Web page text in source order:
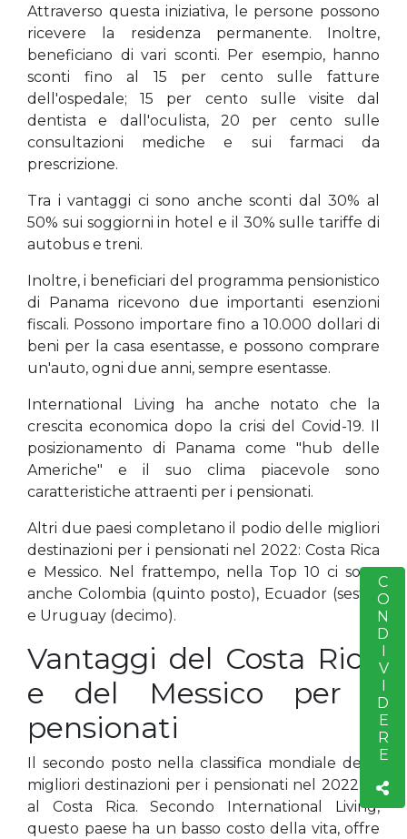
Attraverso questa iniziativa, le persone possono
ricevere la residenza permanente. Inoltre,
beneficiano di vari sconti. Per esempio, hanno
sconti fino al 15 per cento sulle fatture
dell'ospedale; 15 per cento sulle visite dal
dentista e dall'oculista, 20 per cento sulle
consultazioni mediche e sui farmaci da
prescrizione.
Tra i vantaggi ci sono anche sconti dal 30% al
50% sui soggiorni in hotel e il 30% sulle tariffe di
autobus e treni.
Inoltre, i beneficiari del programma pensionistico
di Panama ricevono due importanti esenzioni
fiscali. Possono importare fino a 10.000 dollari di
beni per la casa esentasse, e possono comprare
un'auto, ogni due anni, sempre esentasse.
International Living ha anche notato che la
crescita economica dopo la crisi del Covid-19. Il
posizionamento di Panama come "hub delle
Americhe" e il suo clima piacevole sono
caratteristiche attraenti per i pensionati.
Altri due paesi completano il podio delle migliori
destinazioni per i pensionati nel 2022: Costa Rica
e Messico. Nel frattempo, nella Top 10 ci sono
anche Colombia (quinto posto), Ecuador (sesto)
e Uruguay (decimo).
Vantaggi del Costa Rica
e del Messico per i
pensionati
Il secondo posto nella classifica mondiale delle
migliori destinazioni per i pensionati nel 2022 va
al Costa Rica. Secondo International Living,
questo paese ha un basso costo della vita, offre
CONDIVIDERE